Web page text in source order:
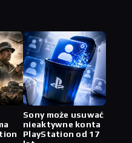
Sony może usuwać
nieaktywne konta
PlayStation od 17